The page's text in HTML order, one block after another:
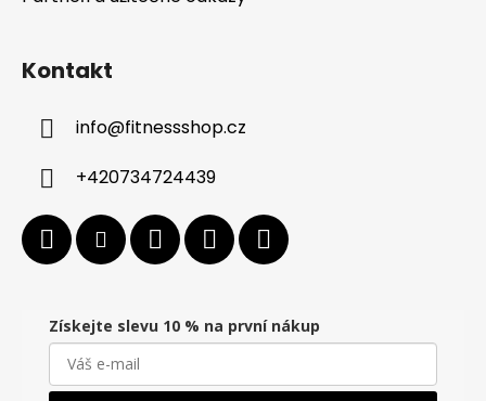
Kontakt
info@fitnessshop.cz
+420734724439
Získejte slevu 10 % na první nákup